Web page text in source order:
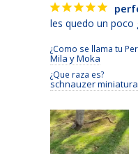
les quedo un poco
¿Como se llama tu
Mila y Moka
¿Que raza es?
schnauzer miniatura